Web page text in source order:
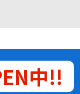
中!!